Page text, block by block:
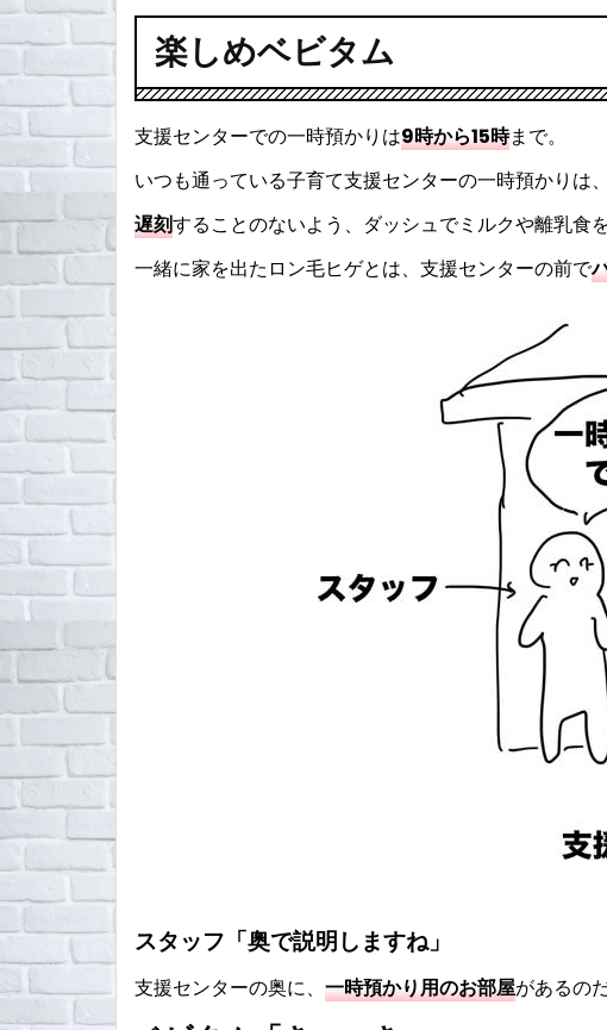
楽しめベビタム
支援センターでの一時預かりは9時から15時まで。
いつも通っている子育て支援センターの一時預かりは
遅刻することのないよう、ダッシュでミルクや離乳食
一緒に家を出たロン毛ヒゲとは、支援センターの前で
スタッフ「奥で説明しますね」
支援センターの奥に、 一時預かり用のお部屋があるの